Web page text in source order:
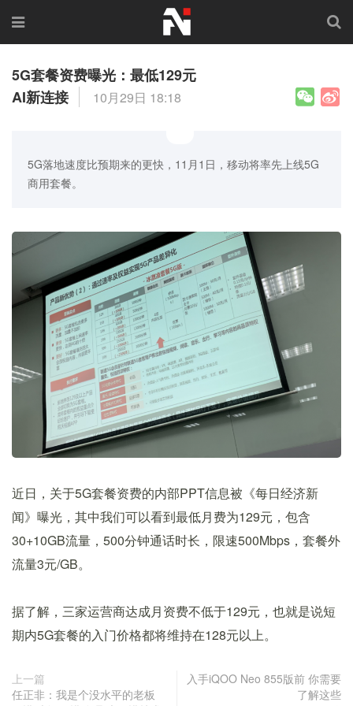
5G套餐资费曝光：最低129元
AI新连接
10月29日 18:18
5G落地速度比预期来的更快，11月1日，移动将率先上线5G
商用套餐。
近日，关于5G套餐资费的内部PPT信息被《每日经济新
闻》曝光，其中我们可以看到最低月费为129元，包含
30+10GB流量，500分钟通话时长，限速500Mbps，套餐外
流量3元/GB。
据了解，三家运营商达成月资费不低于129元，也就是说短
期内5G套餐的入门价格都将维持在128元以上。
上一篇
任正非：我是个没水平的老板
入手iQOO Neo 855版前 你需要
了解这些